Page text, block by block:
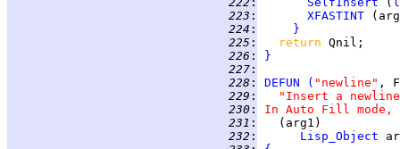
223 : XFASTINT
224 :
}
225 : return
226 :
}
227 :
228 : DEFUN ( "newline" ,
229 :
"Insert a
230 :
In Auto Fill mode,
231 :
232 :
Lisp_Object